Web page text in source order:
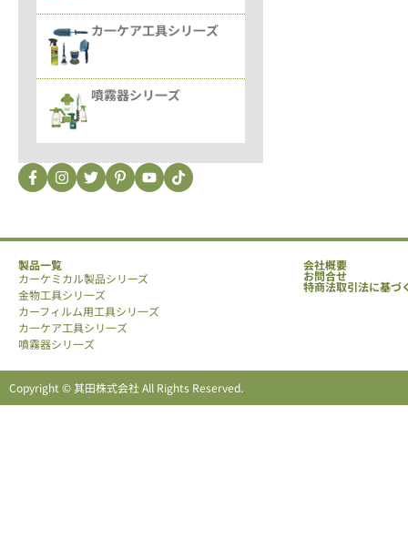
カ一ケア工具シリ一ズ
噴霧器シリ一ズ
製品一覧
カーケミカル製品シリーズ
金物工具シリ一ズ
カーフィルム用工具シリ一ズ
カ一ケア工具シリ一ズ
噴霧器シリ一ズ
会社概要
お問合せ
特商法取引法に基づ
Copyright © 其田株式会社 All Rights Reserved.